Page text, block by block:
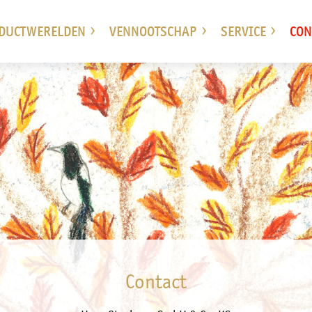
VENNOOTSCHAP SERVICE
Contact